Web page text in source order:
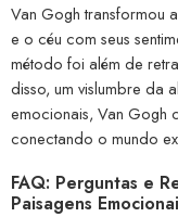
Van Gogh transformou
e o céu com seus
método foi além de
disso, um vislumbre da
emocionais, Van Gogh
conectando o mundo
FAQ: Perguntas e
Paisagens